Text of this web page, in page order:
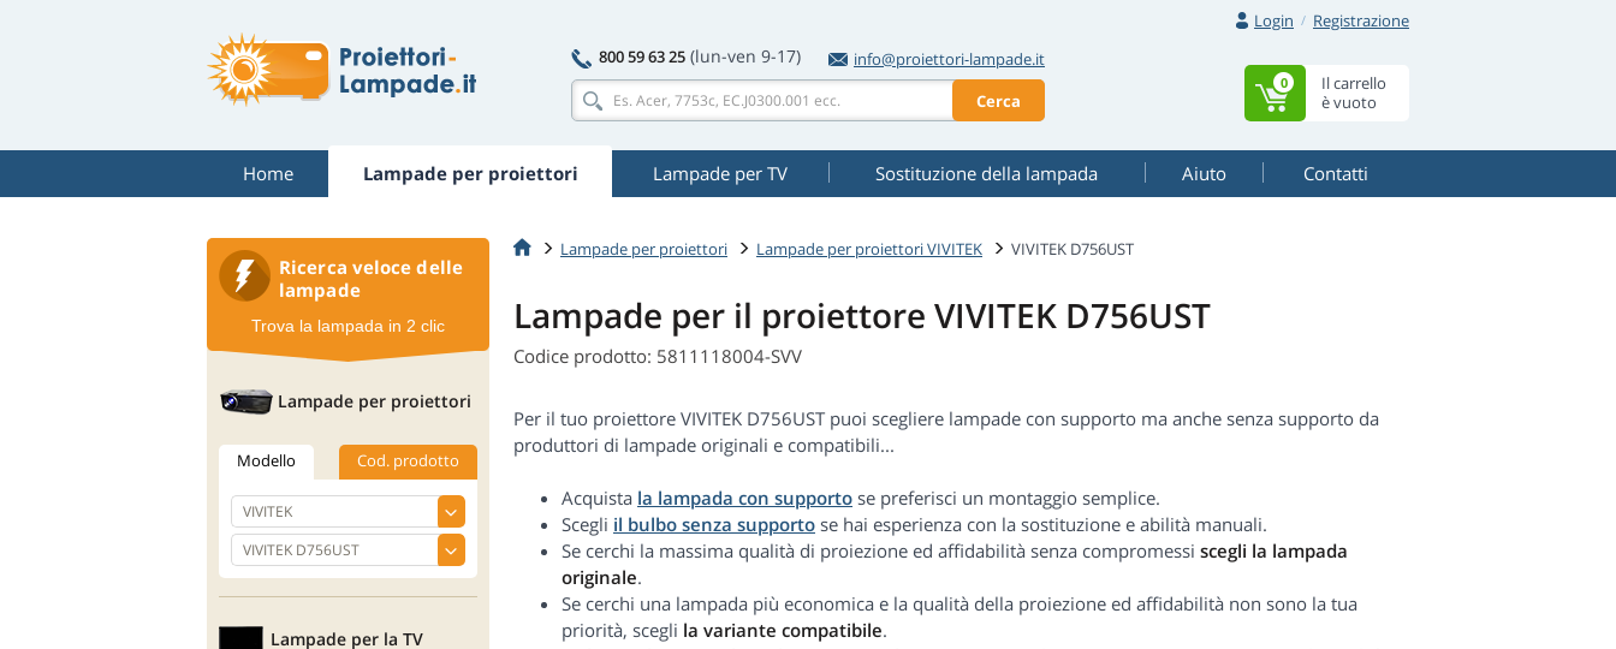
Login
Registrazione
800 59 63 25 (lun-ven 9-17)
info@proiettori-lampade.it
Cerca
Il carrello
è vuoto
0
Home Lampade per proiettori Lampade per TV Sostituzione della lampada Aiuto Contatti
Lampade per proiettori Lampade per proiettori VIVITEK VIVITEK D756UST
Lampade per il proiettore VIVITEK D756UST
Codice prodotto: 5811118004-SVV
Per il tuo proiettore VIVITEK D756UST puoi scegliere lampade con supporto ma anche senza supporto da
produttori di lampade originali e compatibili...
Acquista la lampada con supporto se preferisci un montaggio semplice.
Scegli il bulbo senza supporto se hai esperienza con la sostituzione e abilità manuali.
Se cerchi la massima qualità di proiezione ed affidabilità senza compromessi scegli la lampada
originale.
Se cerchi una lampada più economica e la qualità della proiezione ed affidabilità non sono la tua
priorità, scegli la variante compatibile.
Ricerca veloce delle
lampade
Trova la lampada in 2 clic
Lampade per proiettori
Modello Cod. prodotto
Lampade per la TV